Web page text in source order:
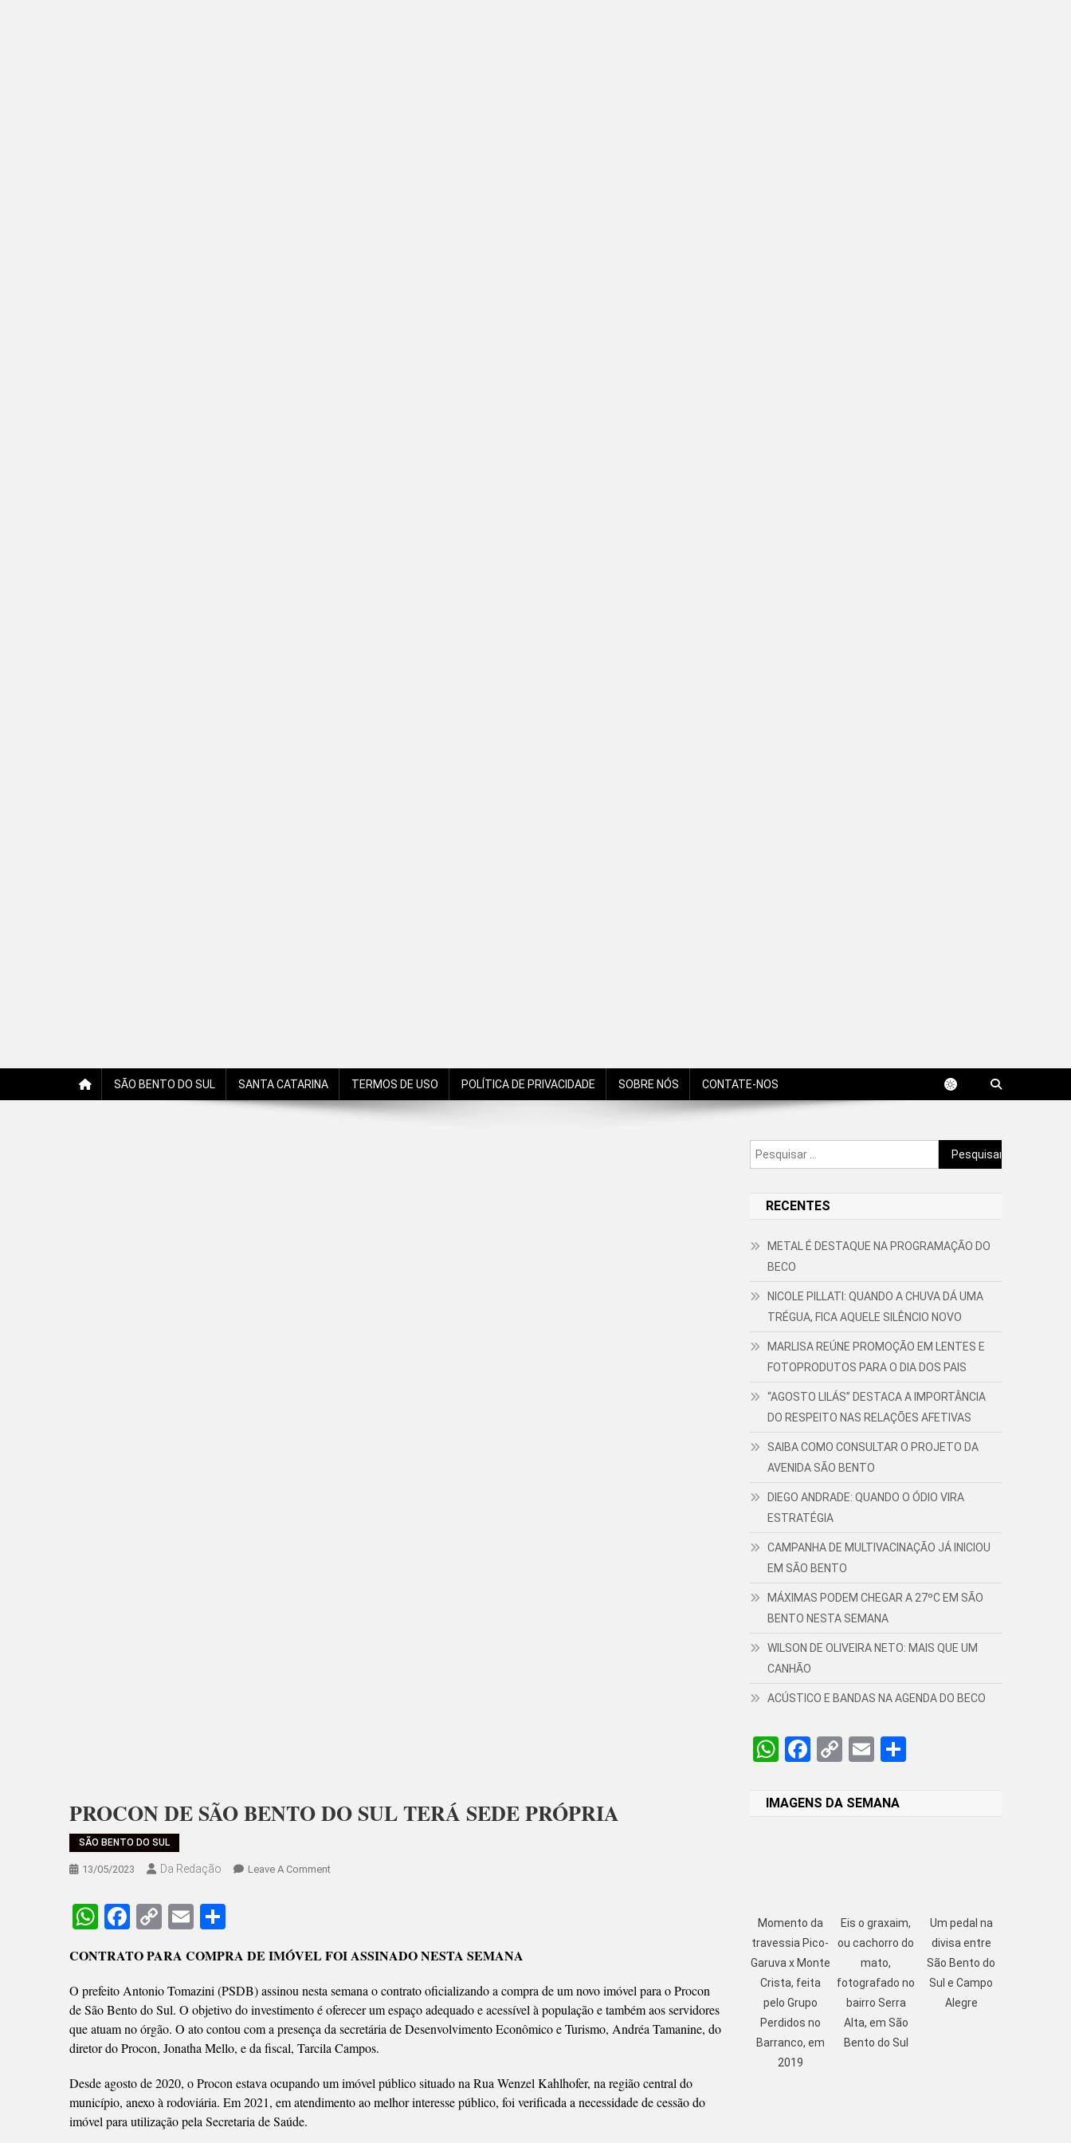
SÃO BENTO DO SUL SANTA CATARINA TERMOS DE USO POLÍTICA DE PRIVACIDADE SOBRE NÓS CONTATE-NOS
PROCON DE SÃO BENTO DO SUL TERÁ SEDE PRÓPRIA
SÃO BENTO DO SUL
13/05/2023 Da Redação Leave A CommentOn
DO
TERÁ
SEDE
PRÓPRIA
WhatsApp
Facebook
CopyEmail
CONTRATO PARA COMPRA DE IMÓVEL FOI ASSINADO NESTA SEMANA
O prefeito Antonio Tomazini (PSDB) assinou nesta semana o contrato oficializando a compra de um novo imóvel para o Procon
de São Bento do Sul. O objetivo do investimento é oferecer um espaço adequado e acessível à população e também aos servidores
que atuam no órgão. O ato contou com a presença da secretária de Desenvolvimento Econômico e Turismo, Andréa Tamanine, do
diretor do Procon, Jonatha Mello, e da fiscal, Tarcila Campos.
Desde agosto de 2020, o Procon estava ocupando um imóvel público situado na Rua Wenzel Kahlhofer, na região central do
município, anexo à rodoviária. Em 2021, em atendimento ao melhor interesse público, foi verificada a necessidade de cessão do
imóvel para utilização pela Secretaria de Saúde.
Pesquisar
por:
RECENTES
METAL É DESTAQUE NA PROGRAMAÇÃO DO
BECO
NICOLE PILLATI: QUANDO A CHUVA DÁ UMA
TRÉGUA, FICA AQUELE SILÊNCIO NOVO
MARLISA REÚNE PROMOÇÃO EM LENTES E
FOTOPRODUTOS PARA O DIA DOS PAIS
“AGOSTO LILÁS” DESTACA A IMPORTÂNCIA
DO RESPEITO NAS RELAÇÕES AFETIVAS
SAIBA COMO CONSULTAR O PROJETO DA
AVENIDA SÃO BENTO
DIEGO ANDRADE: QUANDO O ÓDIO VIRA
ESTRATÉGIA
CAMPANHA DE MULTIVACINAÇÃO JÁ INICIOU
EM SÃO BENTO
MÁXIMAS PODEM CHEGAR A 27ºC EM SÃO
BENTO NESTA SEMANA
WILSON DE OLIVEIRA NETO: MAIS QUE UM
CANHÃO
ACÚSTICO E BANDAS NA AGENDA DO BECO
WhatsApp
Facebook
CopyEmail
IMAGENS DA SEMANA
Momento da
travessia Pico-
Garuva x Monte
Crista, feita
pelo Grupo
Perdidos no
Barranco, em
2019
Eis o graxaim,
ou cachorro do
mato,
fotografado no
bairro Serra
Alta, em São
Bento do Sul
Um pedal na
divisa entre
São Bento do
Sul e Campo
Alegre